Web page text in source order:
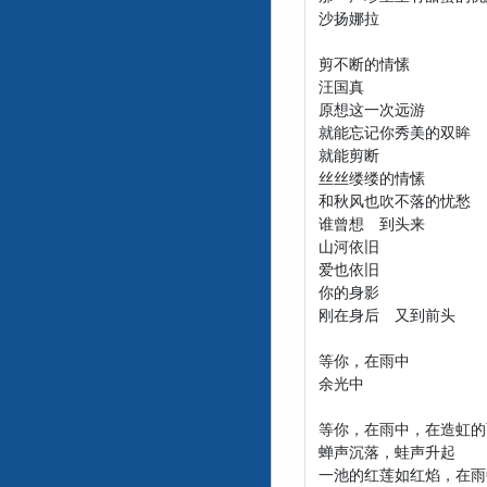
沙扬娜拉
剪不断的情愫
汪国真
原想这一次远游
就能忘记你秀美的双眸
就能剪断
丝丝缕缕的情愫
和秋风也吹不落的忧愁
谁曾想 到头来
山河依旧
爱也依旧
你的身影
刚在身后 又到前头
等你，在雨中
余光中
等你，在雨中，在造虹
蝉声沉落，蛙声升起
一池的红莲如红焰，在